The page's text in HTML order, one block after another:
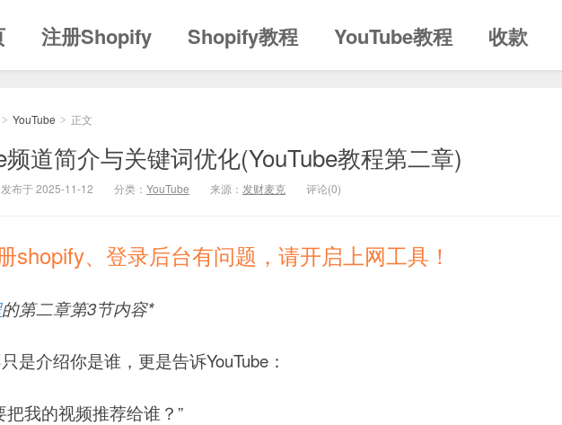
注册Shopify Shopify教程 YouTube教程 收款
> YouTube > 正文
频道简介与关键词优化(YouTube教程第二章)
发布于 2025-11-12 分类： YouTube 来源： 发财麦克 评论(0)
shopify、登录后台有问题，请开启上网工具！
的第二章第3节内容*
是介绍你是谁，更是告诉YouTube：
我的视频推荐给谁？”